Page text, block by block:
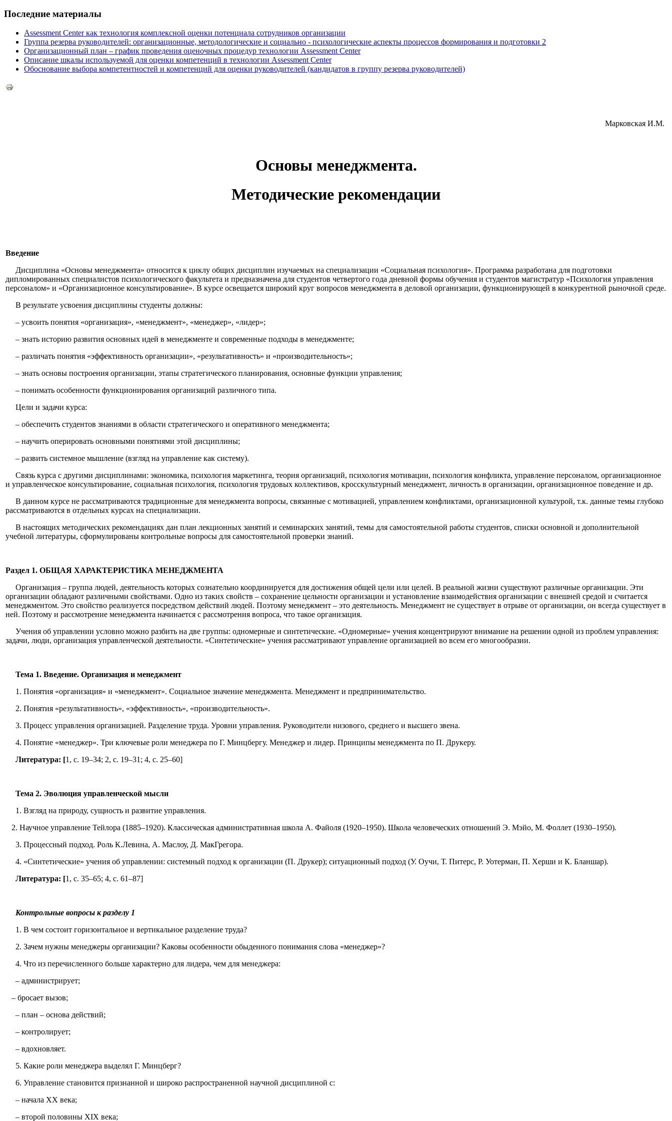
Последние материалы
Assessment Center как технология комплексной оценки потенциала сотрудников организации
Группа резерва руководителей: организационные, методологические и социально - психологические аспекты процессов формирования и подготовки 2
Организационный план – график проведения оценочных процедур технологии Assessment Center
Описание шкалы используемой для оценки компетенций в технологии Assessment Center
Обоснование выбора компетентностей и компетенций для оценки руководителей (кандидатов в группу резерва руководителей)
Марковская И.М.
Основы менеджмента.
Методические рекомендации
Введение
Дисциплина «Основы менеджмента» относится к циклу общих дисциплин изучаемых на специализации «Социальная психология». Программа разработана для подготовки
дипломированных специалистов психологического факультета и предназначена для студентов четвертого года дневной формы обучения и студентов магистратур «Психология управления
персоналом» и «Организационное консультирование». В курсе освещается широкий круг вопросов менеджмента в деловой организации, функционирующей в конкурентной рыночной среде.
В результате усвоения дисциплины студенты должны:
– усвоить понятия «организация», «менеджмент», «менеджер», «лидер»;
– знать историю развития основных идей в менеджменте и современные подходы в менеджменте;
– различать понятия «эффективность организации», «результативность» и «производительность»;
– знать основы построения организации, этапы стратегического планирования, основные функции управления;
– понимать особенности функционирования организаций различного типа.
Цели и задачи курса:
– обеспечить студентов знаниями в области стратегического и оперативного менеджмента;
– научить оперировать основными понятиями этой дисциплины;
– развить системное мышление (взгляд на управление как систему).
Связь курса с другими дисциплинами: экономика, психология маркетинга, теория организаций, психология мотивации, психология конфликта, управление персоналом, организационное
и управленческое консультирование, социальная психология, психология трудовых коллективов, кросскультурный менеджмент, личность в организации, организационное поведение и др.
В данном курсе не рассматриваются традиционные для менеджмента вопросы, связанные с мотивацией, управлением конфликтами, организационной культурой, т.к. данные темы глубоко
рассматриваются в отдельных курсах на специализации.
В настоящих методических рекомендациях дан план лекционных занятий и семинарских занятий, темы для самостоятельной работы студентов, списки основной и дополнительной
учебной литературы, сформулированы контрольные вопросы для самостоятельной проверки знаний.
Раздел 1. ОБЩАЯ ХАРАКТЕРИСТИКА МЕНЕДЖМЕНТА
Организация – группа людей, деятельность которых сознательно координируется для достижения общей цели или целей. В реальной жизни существуют различные организации. Эти
организации обладают различными свойствами. Одно из таких свойств – сохранение цельности организации и установление взаимодействия организации с внешней средой и считается
менеджментом. Это свойство реализуется посредством действий людей. Поэтому менеджмент – это деятельность. Менеджмент не существует в отрыве от организации, он всегда существует в
ней. Поэтому и рассмотрение менеджмента начинается с рассмотрения вопроса, что такое организация.
Учения об управлении условно можно разбить на две группы: одномерные и синтетические. «Одномерные» учения концентрируют внимание на решении одной из проблем управления:
задачи, люди, организация управленческой деятельности. «Синтетические» учения рассматривают управление организацией во всем его многообразии.
Тема 1. Введение. Организация и менеджмент
1. Понятия «организация» и «менеджмент». Социальное значение менеджмента. Менеджмент и предпринимательство.
2. Понятия «результативность», «эффективность», «производительность».
3. Процесс управления организацией. Разделение труда. Уровни управления. Руководители низового, среднего и высшего звена.
4. Понятие «менеджер». Три ключевые роли менеджера по Г. Минцбергу. Менеджер и лидер. Принципы менеджмента по П. Друкеру.
Литература: [1, с. 19–34; 2, с. 19–31; 4, с. 25–60]
Тема 2. Эволюция управленческой мысли
1. Взгляд на природу, сущность и развитие управления.
2. Научное управление Тейлора (1885–1920). Классическая административная школа А. Файоля (1920–1950). Школа человеческих отношений Э. Мэйо, М. Фоллет (1930–1950).
3. Процессный подход. Роль К.Левина, А. Маслоу, Д. МакГрегора.
4. «Синтетические» учения об управлении: системный подход к организации (П. Друкер); ситуационный подход (У. Оучи, Т. Питерс, Р. Уотерман, П. Херши и К. Бланшар).
Литература: [1, с. 35–65; 4, с. 61–87]
Контрольные вопросы к разделу 1
1. В чем состоит горизонтальное и вертикальное разделение труда?
2. Зачем нужны менеджеры организации? Каковы особенности обыденного понимания слова «менеджер»?
4. Что из перечисленного больше характерно для лидера, чем для менеджера:
– администрирует;
– бросает вызов;
– план – основа действий;
– контролирует;
– вдохновляет.
5. Какие роли менеджера выделял Г. Минцберг?
6. Управление становится признанной и широко распространенной научной дисциплиной с:
– начала ХХ века;
– второй половины XIX века;